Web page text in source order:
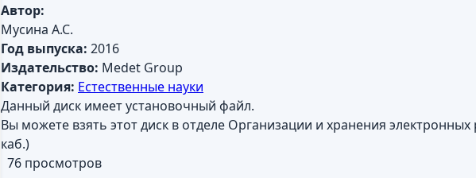
Автор:
Мусина А.С.
Год выпуска: 2016
Издательство: Medet Group
Категория: Естественные науки
Данный диск имеет установочный файл.
Вы можете взять этот диск в отделе Организации и хранения
каб.)
76 просмотров